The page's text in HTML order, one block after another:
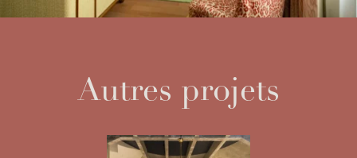
Autres projets